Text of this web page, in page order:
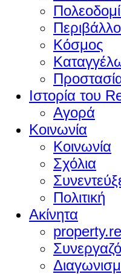
Κόσμος
Ιστορία του
Αγορά
Κοινωνία
Κοινωνία
Σχόλια
Πολιτική
Ακίνητα